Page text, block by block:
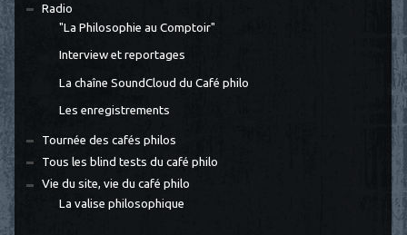
Radio
"La Philosophie au Comptoir"
Interview et reportages
La chaîne SoundCloud du Café philo
Les enregistrements
Tournée des cafés philos
Tous les blind tests du café philo
Vie du site, vie du café philo
La valise philosophique